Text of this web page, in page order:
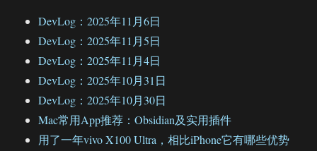
DevLog：2025年11月6日
DevLog：2025年11月5日
DevLog：2025年11月4日
DevLog：2025年10月31日
DevLog：2025年10月30日
Mac常用App推荐：Obsidian及实用插件
用了一年vivo X100 Ultra，相比iPhone它有哪些优势